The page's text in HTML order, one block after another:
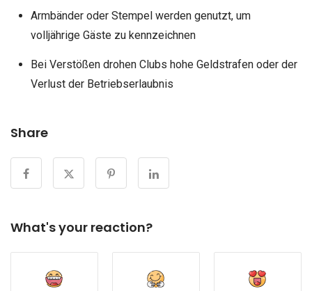
Armbänder oder Stempel werden genutzt, um
volljährige Gäste zu kennzeichnen
Bei Verstößen drohen Clubs hohe Geldstrafen oder der
Verlust der Betriebserlaubnis
Share
What's your reaction?